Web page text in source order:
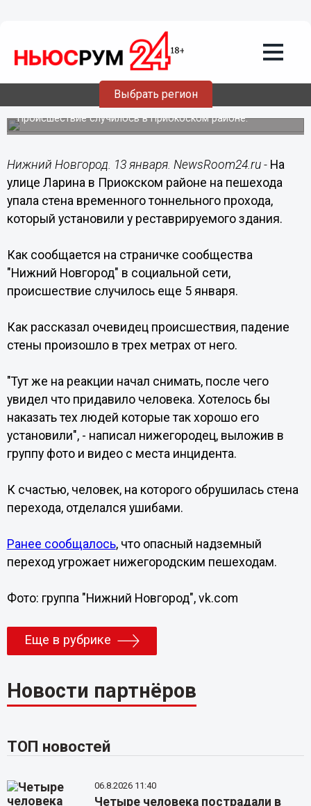
Выбрать регион
13.01.202120:59
Стена временного тоннеля упала на
пешехода в Нижнем Новгороде
Происшествие случилось в Приокоском районе.
Нижний Новгород. 13 января. NewsRoom24.ru - На
улице Ларина в Приокском районе на пешехода
упала стена временного тоннельного прохода,
который установили у реставрируемого здания.
Как сообщается на страничке сообщества
"Нижний Новгород" в социальной сети,
происшествие случилось еще 5 января.
Как рассказал очевидец происшествия, падение
стены произошло в трех метрах от него.
"Тут же на реакции начал снимать, после чего
увидел что придавило человека. Хотелось бы
наказать тех людей которые так хорошо его
установили", - написал нижегородец, выложив в
группу фото и видео с места инцидента.
К счастью, человек, на которого обрушилась стена
перехода, отделался ушибами.
Ранее сообщалось, что опасный надземный
переход угрожает нижегородским пешеходам.
Фото: группа "Нижний Новгород", vk.com
Еще в рубрике
Новости партнёров
ТОП новостей
06.8.2026 11:40
Четыре человека пострадали в